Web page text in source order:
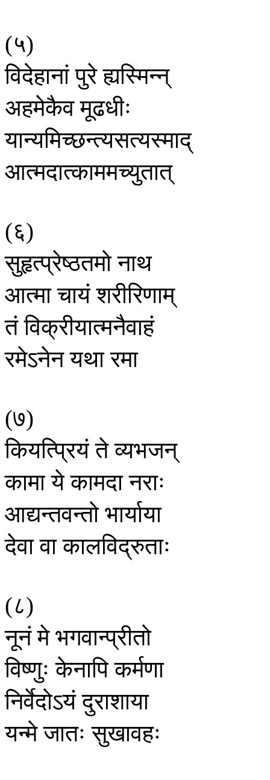
(५)
विदेहानांपुरेह्यस्मिन्न्
अहमेकैवमूढधीः
यान्यमिच्छन्त्यसत्यस्माद्
आत्मदात्काममच्युतात्
(६)
सुहृत्प्रेष्ठतमोनाथ
आत्माचायंशरीरिणाम्
तंविक्रीयात्मनैवाहं
रमेऽनेनयथारमा
(७)
कियत्प्रियंतेव्यभजन्
कामायेकामदानराः
आद्यन्तवन्तोभार्याया
देवावाकालविद्रुताः
(८)
नूनंमेभगवान्प्रीतो
विष्णुः केनापिकर्मणा
निर्वेदोऽयंदुराशाया
यन्मेजातः सुखावहः